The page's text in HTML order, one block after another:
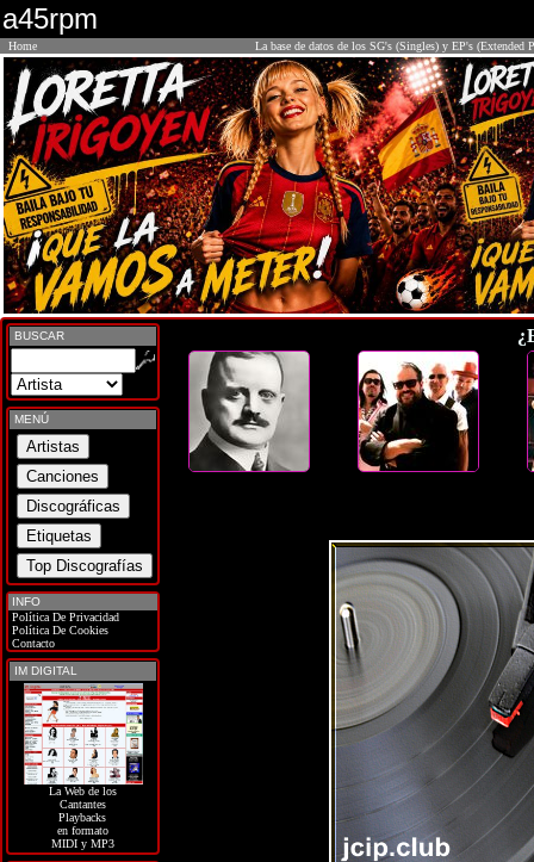
a45rpm
Home La base de datos de los SG's (Singles) y EP's (Extended
BUSCAR
MENÚ
INFO
Política De Privacidad
Política De Cookies
Contacto
IM DIGITAL
La Web de los
Cantantes
Playbacks
en formato
MIDI y MP3